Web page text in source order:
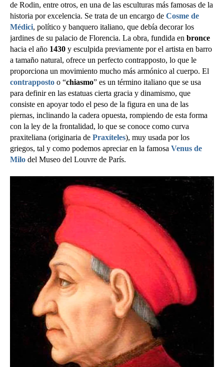
de Rodin, entre otros, en una de las esculturas más famosas de la
historia por excelencia. Se trata de un encargo de Cosme de
Médici, político y banquero italiano, que debía decorar los
jardines de su palacio de Florencia. La obra, fundida en bronce
hacia el año 1430 y esculpida previamente por el artista en barro
a tamaño natural, ofrece un perfecto contrapposto, lo que le
proporciona un movimiento mucho más armónico al cuerpo. El
contrapposto o “chiasmo” es un término italiano que se usa
para definir en las estatuas cierta gracia y dinamismo, que
consiste en apoyar todo el peso de la figura en una de las
piernas, inclinando la cadera opuesta, rompiendo de esta forma
con la ley de la frontalidad, lo que se conoce como curva
praxiteliana (originaria de Praxíteles), muy usada por los
griegos, tal y como podemos apreciar en la famosa Venus de
Milo del Museo del Louvre de París.